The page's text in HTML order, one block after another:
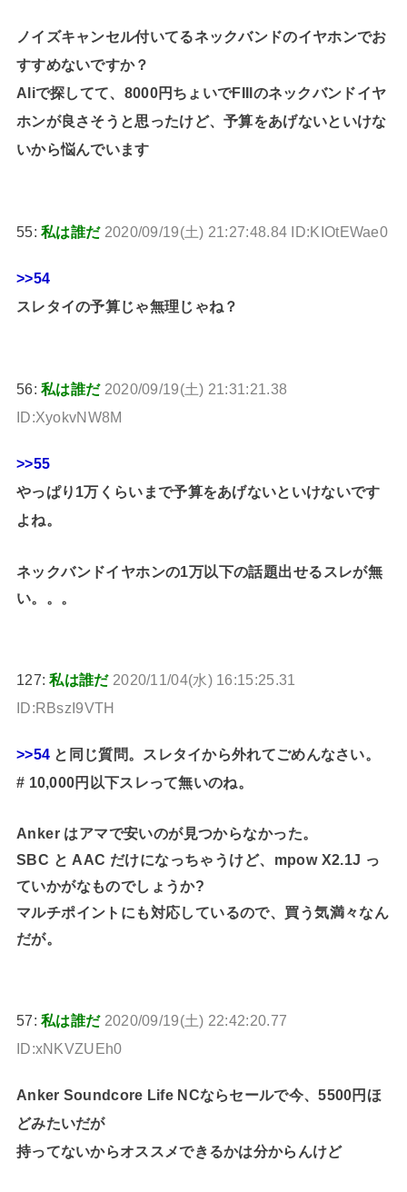
ノイズキャンセル付いてるネックバンドのイヤホンでお
すすめないですか？
Aliで探してて、8000円ちょいでFIIlのネックバンドイヤ
ホンが良さそうと思ったけど、予算をあげないといけな
いから悩んでいます
55:私は誰だ 2020/09/19(土) 21:27:48.84 ID:KIOtEWae0
>>54
スレタイの予算じゃ無理じゃね？
56:私は誰だ 2020/09/19(土) 21:31:21.38
ID:XyokvNW8M
>>55
やっぱり1万くらいまで予算をあげないといけないです
よね。
ネックバンドイヤホンの1万以下の話題出せるスレが無
い。。。
127:私は誰だ 2020/11/04(水) 16:15:25.31
ID:RBszI9VTH
>>54 と同じ質問。スレタイから外れてごめんなさい。
# 10,000円以下スレって無いのね。
Anker はアマで安いのが見つからなかった。
SBC と AAC だけになっちゃうけど、mpow X2.1J っ
ていかがなものでしょうか?
マルチポイントにも対応しているので、買う気満々なん
だが。
57:私は誰だ 2020/09/19(土) 22:42:20.77
ID:xNKVZUEh0
Anker Soundcore Life NCならセールで今、5500円ほ
どみたいだが
持ってないからオススメできるかは分からんけど